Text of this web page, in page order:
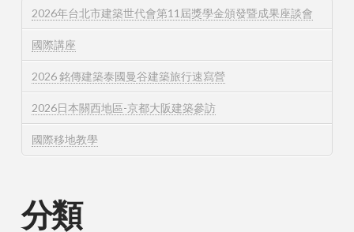
2026年台北市建築世代會第11屆獎學金頒發暨成果座談會
國際講座
2026 銘傳建築泰國曼谷建築旅行速寫營
2026日本關西地區-京都大阪建築參訪
國際移地教學
分類